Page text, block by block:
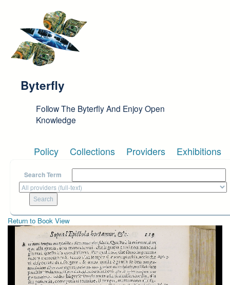
Byterfly
Follow The Byterfly And Enjoy Open
Knowledge
Policy Collections Providers Exhibitions
Search Term
Return to Book View